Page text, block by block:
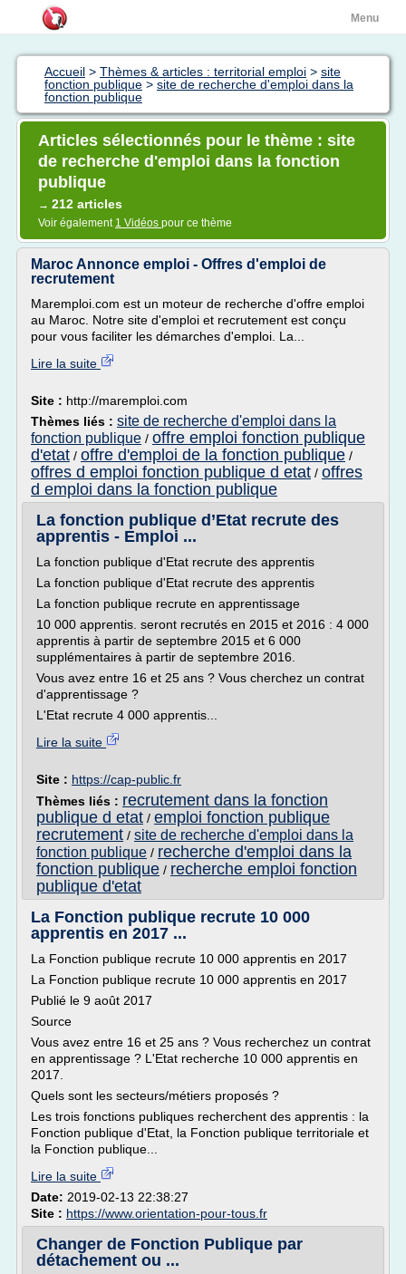
Menu
Accueil > Thèmes & articles : territorial emploi > site
fonction publique > site de recherche d'emploi dans la
fonction publique
Articles sélectionnés pour le thème : site
de recherche d'emploi dans la fonction
publique
→ 212 articles
Voir également 1 Vidéos pour ce thème
Maroc Annonce emploi - Offres d'emploi de
recrutement
Maremploi.com est un moteur de recherche d'offre emploi
au Maroc. Notre site d'emploi et recrutement est conçu
pour vous faciliter les démarches d'emploi. La...
Lire la suite
Site : http://maremploi.com
Thèmes liés : site de recherche d'emploi dans la
fonction publique / offre emploi fonction publique
d'etat / offre d'emploi de la fonction publique /
offres d emploi fonction publique d etat / offres
d emploi dans la fonction publique
La fonction publique d’Etat recrute des
apprentis - Emploi ...
La fonction publique d'Etat recrute des apprentis
La fonction publique d'Etat recrute des apprentis
La fonction publique recrute en apprentissage
10 000 apprentis. seront recrutés en 2015 et 2016 : 4 000
apprentis à partir de septembre 2015 et 6 000
supplémentaires à partir de septembre 2016.
Vous avez entre 16 et 25 ans ? Vous cherchez un contrat
d'apprentissage ?
L'Etat recrute 4 000 apprentis...
Lire la suite
Site : https://cap-public.fr
Thèmes liés : recrutement dans la fonction
publique d etat / emploi fonction publique
recrutement / site de recherche d'emploi dans la
fonction publique / recherche d'emploi dans la
fonction publique / recherche emploi fonction
publique d'etat
La Fonction publique recrute 10 000
apprentis en 2017 ...
La Fonction publique recrute 10 000 apprentis en 2017
La Fonction publique recrute 10 000 apprentis en 2017
Publié le 9 août 2017
Source
Vous avez entre 16 et 25 ans ? Vous recherchez un contrat
en apprentissage ? L'Etat recherche 10 000 apprentis en
2017.
Quels sont les secteurs/métiers proposés ?
Les trois fonctions publiques recherchent des apprentis : la
Fonction publique d'Etat, la Fonction publique territoriale et
la Fonction publique...
Lire la suite
Date: 2019-02-13 22:38:27
Site : https://www.orientation-pour-tous.fr
Changer de Fonction Publique par
détachement ou ...